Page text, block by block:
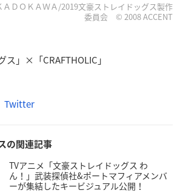
ＤＯＫＡＷＡ/2019文豪ストレイドッグス製作
委員会 © 2008 ACCENT
ス」×「CRAFTHOLIC」
Twitter
の関連記事
TVアニメ「文豪ストレイドッグス わ
ん！」武装探偵社&ポートマフィアメンバ
ーが集結したキービジュアル公開！